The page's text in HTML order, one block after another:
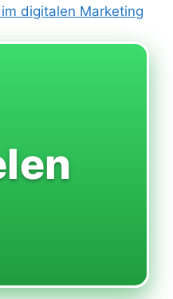
digitalen Marketing